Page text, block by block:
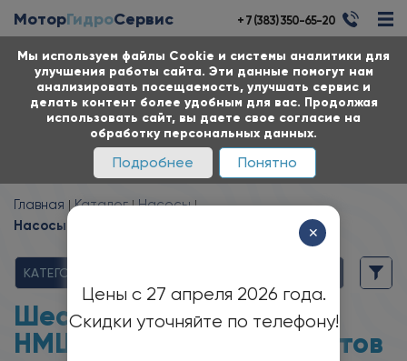
Мы используем файлы Cookie и системы аналитики для
улучшения работы сайта. Эти данные помогут нам
анализировать посещаемость, улучшать сервис и
делать контент более удобным для вас. Продолжая
использовать сайт, вы даете свое согласие на
обработку персональных данных.
Подробнее Понятно
МоторГидроСервис + 7 (383) 350-65-20
Главная Каталог
Насосы
Насосы НМШФ для нефтепродуктов
КАТЕГОРИИ
Шестеренные насосы
НМШФ
для нефтепродуктов
✕
Цены с 27 апреля 2026 года.
Скидки уточняйте по телефону!